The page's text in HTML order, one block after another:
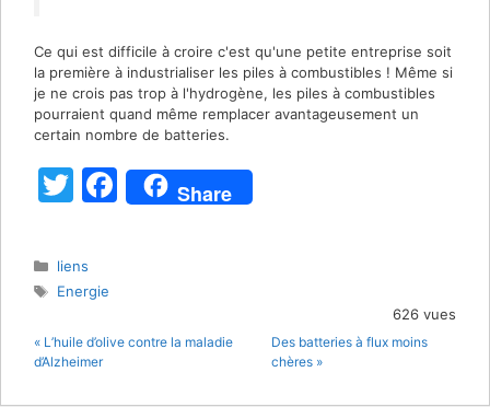
Ce qui est difficile à croire c'est qu'une petite entreprise soit
la première à industrialiser les piles à combustibles ! Même si
je ne crois pas trop à l'hydrogène, les piles à combustibles
pourraient quand même remplacer avantageusement un
certain nombre de batteries.
T
itt
er
F
a
o
o
Share
Catégories
liens
Étiquettes
Energie
626 vues
« L’huile d’olive contre la maladie
d’Alzheimer
Des batteries à flux moins
chères »